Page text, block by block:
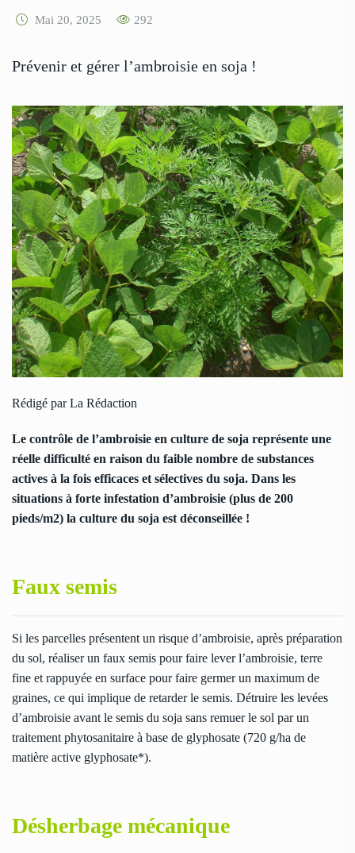
Mai 20, 2025 292
Prévenir et gérer l’ambroisie en soja !
Rédigé par La Rédaction
Le contrôle de l’ambroisie en culture de soja représente une
réelle difficulté en raison du faible nombre de substances
actives à la fois efficaces et sélectives du soja. Dans les
situations à forte infestation d’ambroisie (plus de 200
pieds/m2) la culture du soja est déconseillée !
Faux semis
Si les parcelles présentent un risque d’ambroisie, après préparation
du sol, réaliser un faux semis pour faire lever l’ambroisie, terre
fine et rappuyée en surface pour faire germer un maximum de
graines, ce qui implique de retarder le semis. Détruire les levées
d’ambroisie avant le semis du soja sans remuer le sol par un
traitement phytosanitaire à base de glyphosate (720 g/ha de
matière active glyphosate*).
Désherbage mécanique